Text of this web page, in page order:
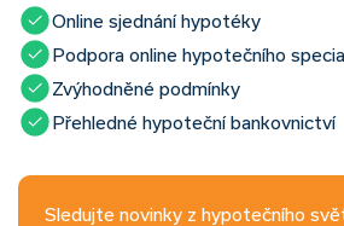
Online sjednání hypotéky
Podpora online hypotečního
Zvýhodněné podmínky
Přehledné hypoteční bankovnictví
Sledujte novinky z hypotečního